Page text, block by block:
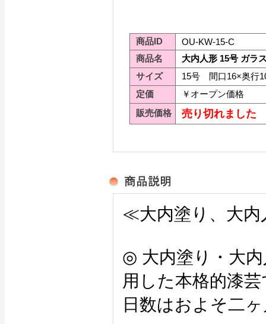
商品ID
OU-KW-15-C
商品名
大内人形 15号 ガラ
サイズ
15号 間口16×奥行
定価
￥オープン価格
販売価格
売り切れました
≪大内塗り、大
◎ 大内塗り・大
用した本格的漆
日数はおよそ二